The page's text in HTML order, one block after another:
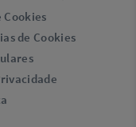
Cookies
de Cookies